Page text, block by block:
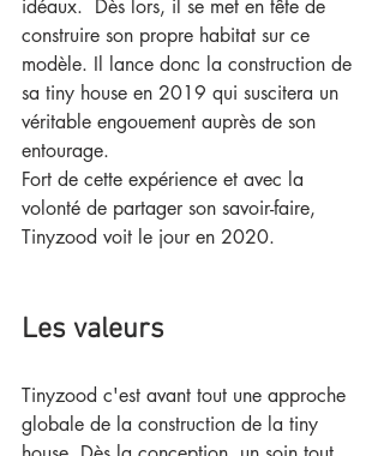
idéaux.  Dès lors, il se met en tête de
construire son propre habitat sur ce
modèle. Il lance donc la construction de
sa tiny house en 2019 qui suscitera un
véritable engouement auprès de son
entourage.
Fort de cette expérience et avec la
volonté de partager son savoir-faire,
Tinyzood voit le jour en 2020.
Les valeurs
Tinyzood c'est avant tout une approche
globale de la construction de la tiny